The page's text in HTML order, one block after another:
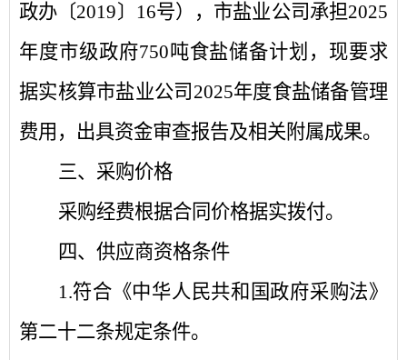
政办 〔2019〕 16号），市盐业公司承担2025
年度市级政府750吨食盐储备计划，现要求
据实核算市盐业公司 2025年度食盐储备管理
费用，出具资金审查报告及相关附属成果。
三、 采购价格
采购经费根据合同价格据实拨付。
四、供应商资格条件
1.符合《中华人民共和国政府采购法》
第二十二条规定条件。